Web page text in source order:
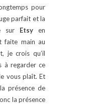
pour
parfait et la
sur Etsy en
faite main au
je crois qu’il
à regarder ce
vous plaît. Et
présence de
la présence